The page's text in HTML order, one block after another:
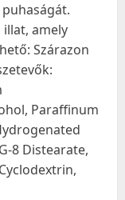
illat, amely
Szárazon
Paraffinum
8 Distearate,